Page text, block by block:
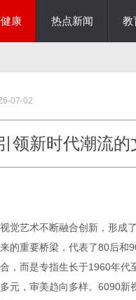
康 热点新闻 教
07-02
领新时代潮流
觉艺术不断融合创新，形成
的重要桥梁，代表了80后和
，而是专指生长于1960年
元，审美趋向多样。6090